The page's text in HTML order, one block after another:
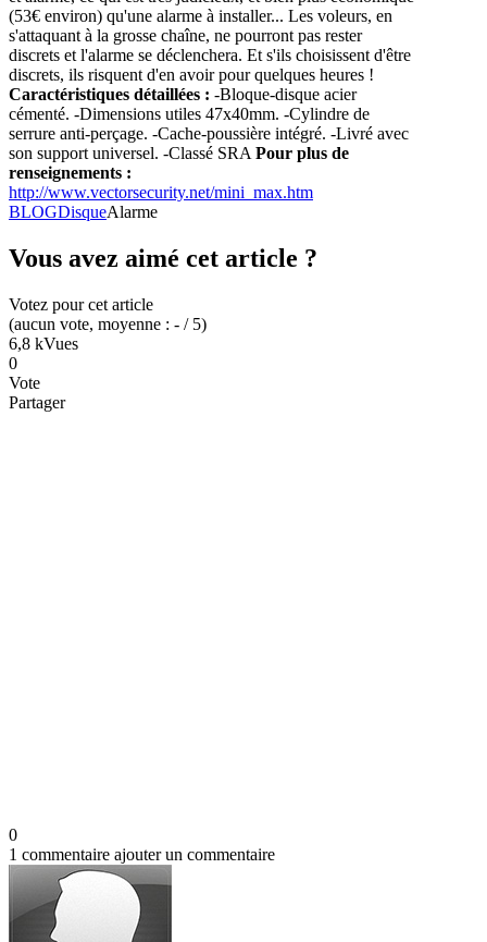
(53€ environ) qu'une alarme à installer... Les voleurs, en
s'attaquant à la grosse chaîne, ne pourront pas rester
discrets et l'alarme se déclenchera. Et s'ils choisissent d'être
discrets, ils risquent d'en avoir pour quelques heures !
Caractéristiques détaillées : -Bloque-disque acier
cémenté. -Dimensions utiles 47x40mm. -Cylindre de
serrure anti-perçage. -Cache-poussière intégré. -Livré avec
son support universel. -Classé SRA Pour plus de
renseignements :
http://www.vectorsecurity.net/mini_max.htm
BLOGDisqueAlarme
Vous avez aimé cet article ?
Votez pour cet article
(aucun vote, moyenne : - / 5)
6,8 kVues
0
Vote
Partager
0
1 commentaire ajouter un commentaire